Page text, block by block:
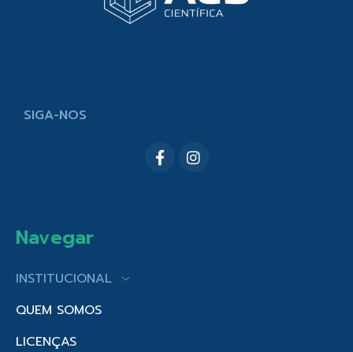
SIGA-NOS
Navegar
INSTITUCIONAL
QUEM SOMOS
LICENÇAS